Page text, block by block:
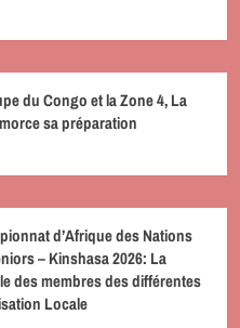
du Congo et la Zone 4, La
sa préparation
d’Afrique des Nations
– Kinshasa 2026: La
des membres des différentes
Locale